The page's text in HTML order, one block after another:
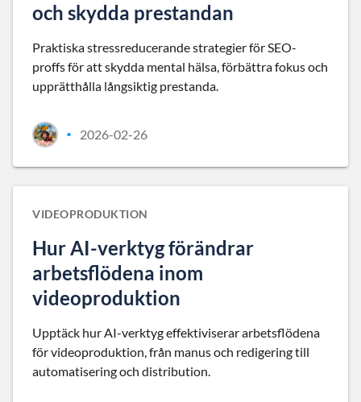
och skydda prestandan
Praktiska stressreducerande strategier för SEO-
proffs för att skydda mental hälsa, förbättra fokus och
upprätthålla långsiktig prestanda.
• 2026-02-26
VIDEOPRODUKTION
Hur AI-verktyg förändrar
arbetsflödena inom
videoproduktion
Upptäck hur AI-verktyg effektiviserar arbetsflödena
för videoproduktion, från manus och redigering till
automatisering och distribution.